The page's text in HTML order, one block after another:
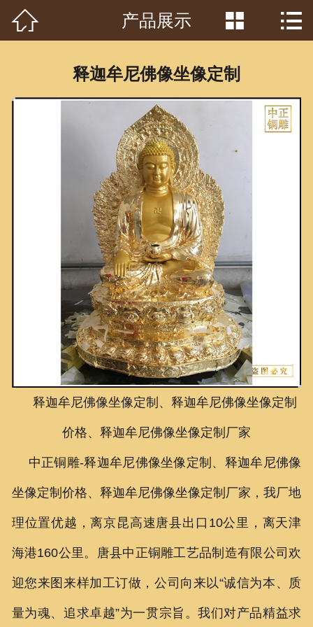
首页
常识问答
新闻资讯
荣誉资质
泥塑鉴赏
联系我们
 产品展示  
释迦牟尼佛像坐像定制
释迦牟尼佛像坐像定制、释迦牟尼佛像坐像定制
价格、释迦牟尼佛像坐像定制厂家
中正铜雕-释迦牟尼佛像坐像定制、 释迦牟尼佛像
坐像定制价格、 释迦牟尼佛像坐像定制厂家 ，我厂地
理位置优越，离京昆高速唐县出口10公里，离天津
海港160公里。唐县中正铜雕工艺品制造有限公司欢
迎您来图来样加工订做，公司向来以“诚信为本、质
量为魂、追求卓越”为一贯宗旨。我们对产品精益求